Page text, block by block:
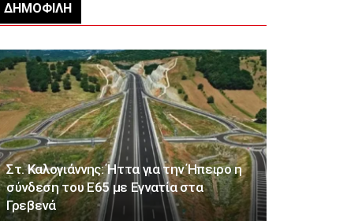
ΔΗΜΟΦΙΛΉ
Στ. Καλογιάννης: Ήττα για την Ήπειρο η
σύνδεση του Ε65 με Εγνατία στα
Γρεβενά